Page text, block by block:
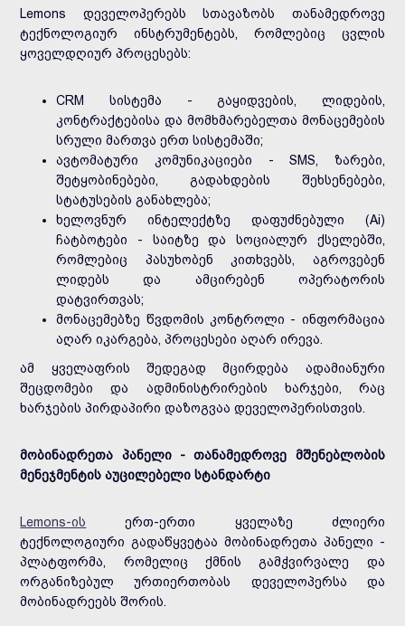
Lemons დეველოპერებს სთავაზობს თანამედროვე
ტექნოლოგიურ ინსტრუმენტებს, რომლებიც ცვლის
ყოველდღიურ პროცესებს:
CRM სისტემა - გაყიდვების, ლიდების,
კონტრაქტებისა და მომხმარებელთა მონაცემების
სრული მართვა ერთ სისტემაში;
ავტომატური კომუნიკაციები - SMS, ზარები,
შეტყობინებები, გადახდების შეხსენებები,
სტატუსების განახლება;
ხელოვნურ ინტელექტზე დაფუძნებული (Ai)
ჩატბოტები - საიტზე და სოციალურ ქსელებში,
რომლებიც პასუხობენ კითხვებს, აგროვებენ
ლიდებს და ამცირებენ ოპერატორის
დატვირთვას;
მონაცემებზე წვდომის კონტროლი - ინფორმაცია
აღარ იკარგება, პროცესები აღარ ირევა.
ამ ყველაფრის შედეგად მცირდება ადამიანური
შეცდომები და ადმინისტრირების ხარჯები, რაც
ხარჯების პირდაპირი დაზოგვაა დეველოპერისთვის.
მობინადრეთა პანელი - თანამედროვე მშენებლობის
მენეჯმენტის აუცილებელი სტანდარტი
Lemons-ის ერთ-ერთი ყველაზე ძლიერი
ტექნოლოგიური გადაწყვეტაა მობინადრეთა პანელი -
პლატფორმა, რომელიც ქმნის გამჭვირვალე და
ორგანიზებულ ურთიერთობას დეველოპერსა და
მობინადრეებს შორის.